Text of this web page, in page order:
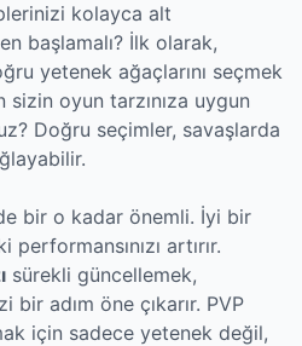
kolayca alt
başlamalı? İlk olarak,
yetenek ağaçlarını seçmek
oyun tarzınıza uygun
Doğru seçimler, savaşlarda
bir o kadar önemli. İyi bir
artırır.
sürekli güncellemek,
bir adım öne çıkarır. PVP
için sadece yetenek değil,